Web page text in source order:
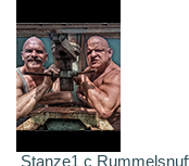
Stanze1 c